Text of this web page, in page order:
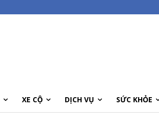
XE CỘ DỊCH VỤ SỨC KHỎE